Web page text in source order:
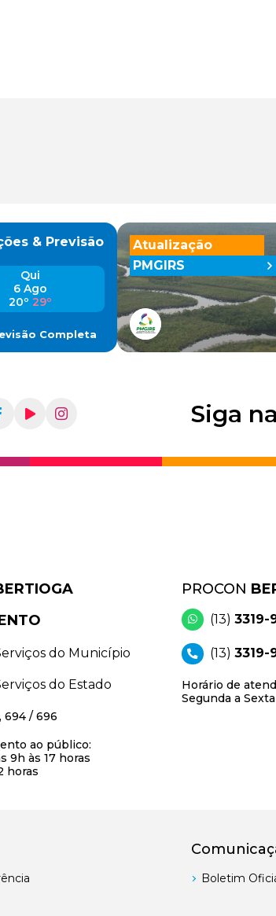
& Previsão
Qui
6 Ago
20º 29º
Completa
Atualização
PMGIRS
Siga
do Município
do Estado
694 / 696
ao público:
9h às 17 horas
horas
PROCON
(13) 3319-
(13) 3319-
Horário de
Segunda a
Boletim